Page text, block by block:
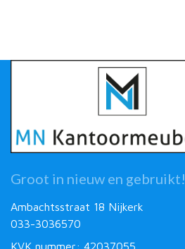
Groot in nieuw en gebruikt!
Ambachtsstraat 18 Nijkerk
033-3036570
KVK nummer: 42037055